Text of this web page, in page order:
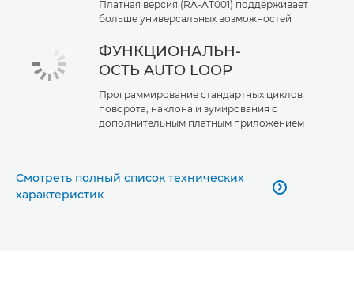
Платная версия (RA-AT001) поддерживает
больше универсальных возможностей
ФУНКЦИОНАЛЬН-
ОСТЬ AUTO LOOP
Программирование стандартных циклов
поворота, наклона и зумирования с
дополнительным платным приложением
Смотреть полный список технических
характеристик
